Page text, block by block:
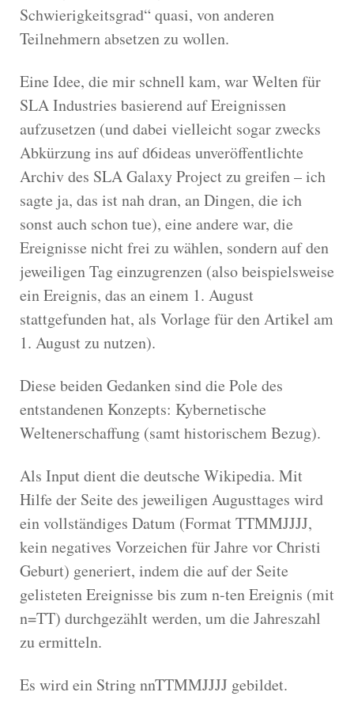
Schwierigkeitsgrad“ quasi, von anderen
Teilnehmern absetzen zu wollen.
Eine Idee, die mir schnell kam, war Welten für
SLA Industries basierend auf Ereignissen
aufzusetzen (und dabei vielleicht sogar zwecks
Abkürzung ins auf d6ideas unveröffentlichte
Archiv des SLA Galaxy Project zu greifen – ich
sagte ja, das ist nah dran, an Dingen, die ich
sonst auch schon tue), eine andere war, die
Ereignisse nicht frei zu wählen, sondern auf den
jeweiligen Tag einzugrenzen (also beispielsweise
ein Ereignis, das an einem 1. August
stattgefunden hat, als Vorlage für den Artikel am
1. August zu nutzen).
Diese beiden Gedanken sind die Pole des
entstandenen Konzepts: Kybernetische
Weltenerschaffung (samt historischem Bezug).
Als Input dient die deutsche Wikipedia. Mit
Hilfe der Seite des jeweiligen Augusttages wird
ein vollständiges Datum (Format TTMMJJJJ,
kein negatives Vorzeichen für Jahre vor Christi
Geburt) generiert, indem die auf der Seite
gelisteten Ereignisse bis zum n-ten Ereignis (mit
n=TT) durchgezählt werden, um die Jahreszahl
zu ermitteln.
Es wird ein String nnTTMMJJJJ gebildet.